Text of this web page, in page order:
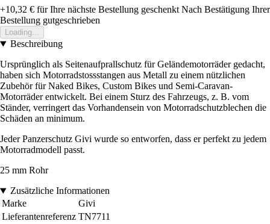
+10,32 € für Ihre nächste Bestellung geschenkt Nach Bestätigung Ihrer
Bestellung gutgeschrieben
Loading...
Beschreibung
Ursprünglich als Seitenaufprallschutz für Geländemotorräder gedacht,
haben sich Motorradstossstangen aus Metall zu einem nützlichen
Zubehör für Naked Bikes, Custom Bikes und Semi-Caravan-
Motorräder entwickelt. Bei einem Sturz des Fahrzeugs, z. B. vom
Ständer, verringert das Vorhandensein von Motorradschutzblechen die
Schäden an minimum.
Jeder Panzerschutz Givi wurde so entworfen, dass er perfekt zu jedem
Motorradmodell passt.
25 mm Rohr
Zusätzliche Informationen
Marke
Givi
Lieferantenreferenz TN7711